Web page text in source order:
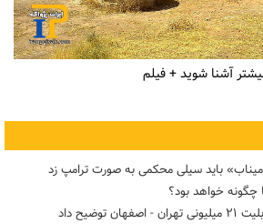
آشنا شوید + فیلم
باید سیلی محکمی به صورت ترامپ زد
چگونه خواهد بود؟
داد